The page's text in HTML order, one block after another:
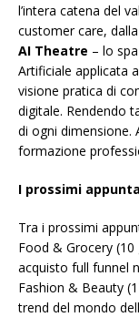
l’intera catena del
customer care,
AI Theatre – lo
Artificiale applicata
visione pratica di
digitale. Rendendo
di ogni dimensione.
formazione
I prossimi
Tra i prossimi
Food & Grocery
acquisto full funnel
Fashion & Beauty
trend del mondo